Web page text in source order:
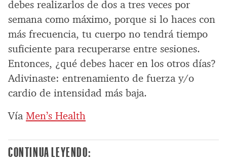
debes realizarlos de dos a tres veces por
semana como máximo, porque si lo haces con
más frecuencia, tu cuerpo no tendrá tiempo
suficiente para recuperarse entre sesiones.
Entonces, ¿qué debes hacer en los otros días?
Adivinaste: entrenamiento de fuerza y/o
cardio de intensidad más baja.
Vía Men’s Health
CONTINUA LEYENDO: